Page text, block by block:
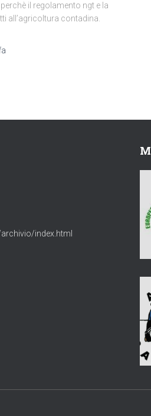
il regolamento ngt e la
all’agricoltura contadina.
index.html